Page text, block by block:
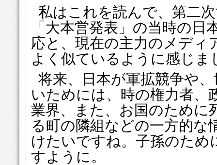
私はこれを読んで、第二
「大本営発表」の当時の
応と、現在の主力のメディ
よく似ているように感じま
将来、日本が軍拡競争や
いためには、時の権力者、
業界、また、お国のために
る町の隣組などの一方的な
けたいですね。子孫のた
すように。